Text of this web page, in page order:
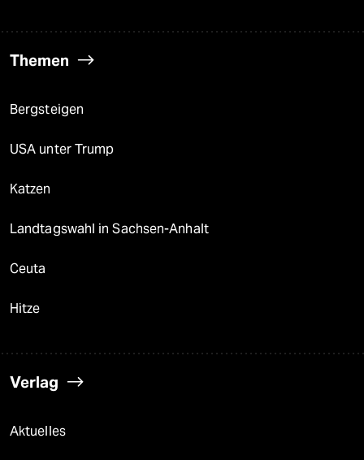
Themen
Bergsteigen
USA unter Trump
Katzen
Landtagswahl in Sachsen-Anhalt
Ceuta
Hitze
Verlag
Aktuelles